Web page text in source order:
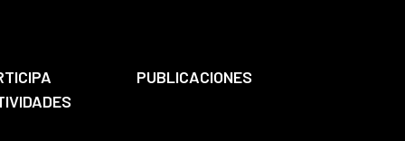
PUBLICACIONES